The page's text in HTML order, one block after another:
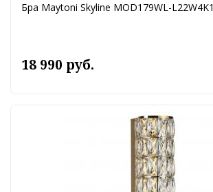
Бра Maytoni Skyline MOD179WL-L22W4K1
18 990 руб.